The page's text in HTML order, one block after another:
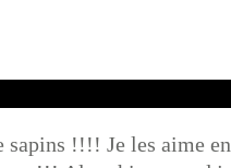
sapins !!!! Je les aime en